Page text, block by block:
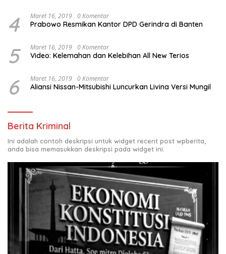
4 Maret 16, 2019 0 Komentar
Prabowo Resmikan Kantor DPD Gerindra di Banten
5 Maret 16, 2019 0 Komentar
Video: Kelemahan dan Kelebihan All New Terios
6 Maret 16, 2019 0 Komentar
Aliansi Nissan-Mitsubishi Luncurkan Livina Versi Mungil
Berita Kriminal
Ini adalah contoh deskripsi untuk widget recent post wpberita,
anda bisa memasukkan deskripsi pada widget ini.